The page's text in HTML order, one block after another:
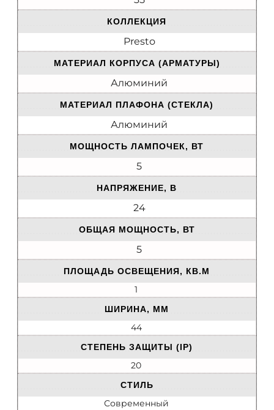
КОЛЛЕКЦИЯ
Presto
МАТЕРИАЛ КОРПУСА (АРМАТУРЫ)
Алюминий
МАТЕРИАЛ ПЛАФОНА (СТЕКЛА)
Алюминий
МОЩНОСТЬ ЛАМПОЧЕК, ВТ
5
НАПРЯЖЕНИЕ, В
24
ОБЩАЯ МОЩНОСТЬ, ВТ
5
ПЛОЩАДЬ ОСВЕЩЕНИЯ, КВ.М
1
ШИРИНА, ММ
44
СТЕПЕНЬ ЗАЩИТЫ (IP)
20
СТИЛЬ
Современный